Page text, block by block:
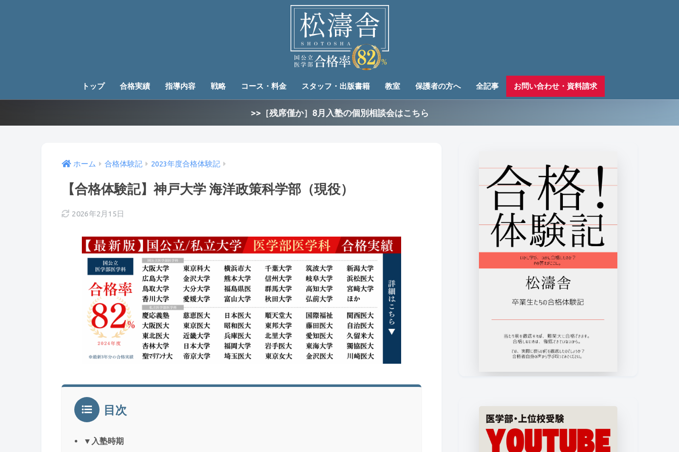
トップ 合格実績 指導内容 戦略 コース・料金 スタッフ・出版書籍 教室 保護者の方へ 全記事 お問い合わせ・資料請求
>>［残席僅か］8月入塾の個別相談会はこちら
ホーム 合格体験記 2023年度合格体験記
【合格体験記】神戸大学 海洋政策科学部（現役）
2026年2月15日
目次
▼入塾時期